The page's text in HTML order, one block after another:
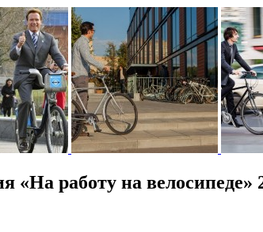
работу на велосипеде»